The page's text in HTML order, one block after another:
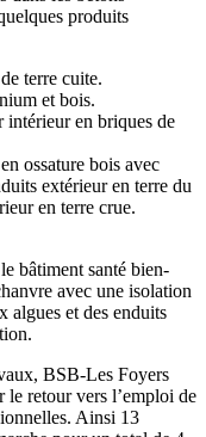
produits
terre cuite.
et bois.
intérieur en briques de
ossature bois avec
extérieur en terre du
en terre crue.
bâtiment santé bien-
avec une isolation
algues et des enduits
BSB-Les Foyers
le retour vers l’emploi de
Ainsi 13